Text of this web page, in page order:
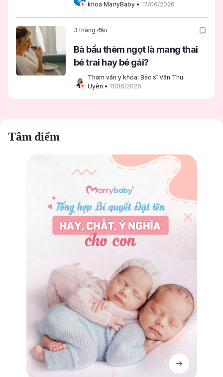
khoa MarryBaby • 17/06/2026
3 tháng đầu
Bà bầu thèm ngọt là mang thai
bé trai hay bé gái?
Tham vấn y khoa: Bác sĩ Văn Thu
Uyên • 11/06/2026
Tâm điểm